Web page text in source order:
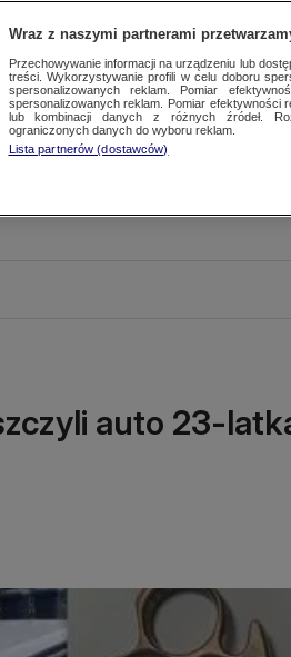
auto 23-
Wraz z naszymi partnerami
Przechowywanie informacji na urządzeniu lub
treści. Wykorzystywanie profili w celu doboru
spersonalizowanych reklam. Pomiar
spersonalizowanych reklam. Pomiar efektywności
lub kombinacji danych z różnych źródeł.
ograniczonych danych do wyboru reklam.
Lista partnerów (dostawców)